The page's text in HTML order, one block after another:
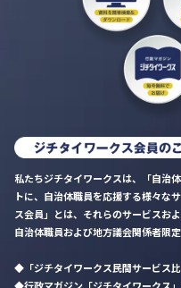
私たちジチタイワークスは、「自治
トに、自治体職員を応援する様々な
ス会員」とは、それらのサービスお
自治体職員および地方議会関係者限
「ジチタイワークス民間サービス